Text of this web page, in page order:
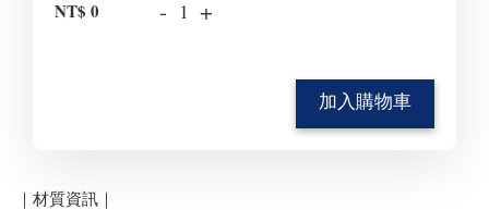
NT$ 0 - +
加入購物車
｜材質資訊｜